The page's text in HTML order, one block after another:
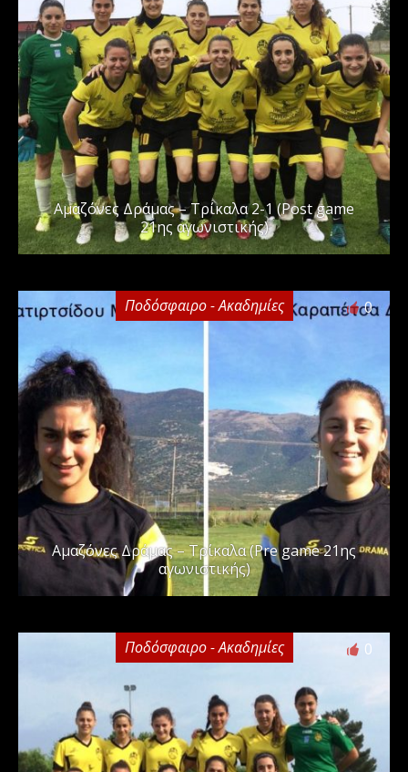
Αμαζόνες Δράμας – Τρίκαλα 2-1 (Post game
21ης αγωνιστικής)
Ποδόσφαιρο - Ακαδημίες 0
Αμαζόνες Δράμας – Τρίκαλα (Pre game 21ης
αγωνιστικής)
Ποδόσφαιρο - Ακαδημίες 0